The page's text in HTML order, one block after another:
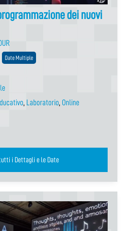
dei nuovi
Date Multiple
, Laboratorio, Online
Vedi tutti i Dettagli e le Date